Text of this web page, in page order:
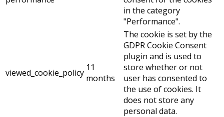
in the category
"Performance".
viewed_cookie_policy 11
months
The cookie is set by the
GDPR Cookie Consent
plugin and is used to
store whether or not
user has consented to
the use of cookies. It
does not store any
personal data.